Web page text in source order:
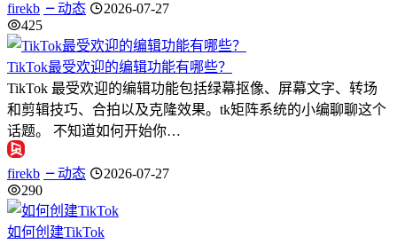
firekb 动态
2026-07-27
425
TikTok最受欢迎的编辑功能有哪些？
TikTok 最受欢迎的编辑功能包括绿幕抠像、屏幕文字、转场
和剪辑技巧、合拍以及克隆效果。tk矩阵系统的小编聊聊这个
话题。 不知道如何开始你…
firekb 动态
2026-07-27
290
如何创建TikTok